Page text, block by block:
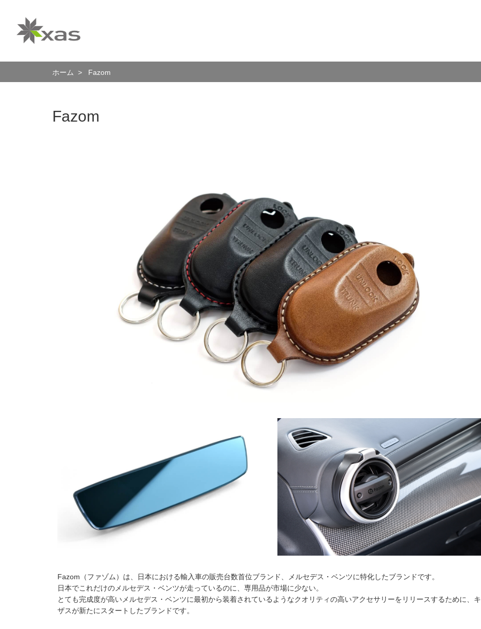
ホーム > Fazom
Fazom
Fazom（ファゾム）は、日本における輸入車の販売台数首位ブランド、メルセデス・ベンツに特化したブランドです。
日本でこれだけのメルセデス・ベンツが走っているのに、専用品が市場に少ない。
とても完成度が高いメルセデス・ベンツに最初から装着されているようなクオリティの高いアクセサリーをリリースするために、キ
ザスが新たにスタートしたブランドです。